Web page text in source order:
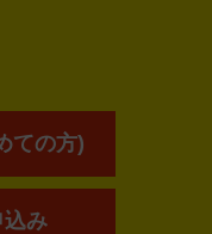
ての方)
込み